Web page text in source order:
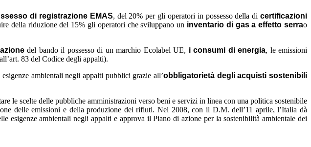
di registrazione EMAS, del 20% per gli operatori in possesso della di certificazioni
della riduzione del 15% gli operatori che sviluppano un inventario di gas a effetto serrao
del bando il possesso di un marchio Ecolabel UE, i consumi di energia, le emissioni
83 del Codice degli appalti).
ambientali negli appalti pubblici grazie all’obbligatorietà degli acquisti sostenibili
le scelte delle pubbliche amministrazioni verso beni e servizi in linea con una politica sostenibile
delle emissioni e della produzione dei rifiuti. Nel 2008, con il D.M. dell’11 aprile, l’Italia dà
ambientali negli appalti e approva il Piano di azione per la sostenibilità ambientale dei